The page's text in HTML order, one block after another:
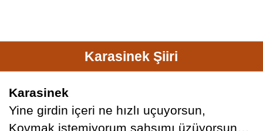
Karasinek Şiiri
Karasinek
Yine girdin içeri ne hızlı uçuyorsun,
Kovmak istemiyorum şahsımı üzüyorsun…